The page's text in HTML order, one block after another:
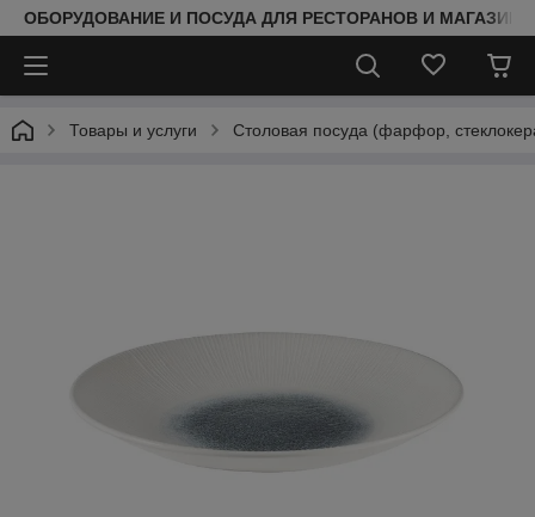
ОБОРУДОВАНИЕ И ПОСУДА ДЛЯ РЕСТОРАНОВ И
Товары и услуги Столовая посуда (фарфор,